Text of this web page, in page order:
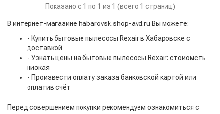
Показано с 1 по 1 из 1 (всего 1 страниц)
В интернет-магазине habarovsk.shop-avd.ru Вы можете:
- Купить бытовые пылесосы Rexair в Хабаровске с
доставкой
- Узнать цены на бытовые пылесосы Rexair: стоиомсть
низкая
- Произвести оплату заказа банковской картой или
оплатив счёт
Перед совершением покупки рекомендуем ознакомиться с